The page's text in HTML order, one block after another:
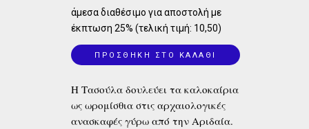
Η Τασούλα δουλεύει τα καλοκαίρια
ως ωρομίσθια στις αρχαιολογικές
ανασκαφές γύρω από την Αριδαία.
ΠΡΟΣΘΗΚΗ ΣΤΟ ΚΑΛΑΘΙ
άμεσα διαθέσιμο για αποστολή με
έκπτωση 25% (τελική τιμή: 10,50)